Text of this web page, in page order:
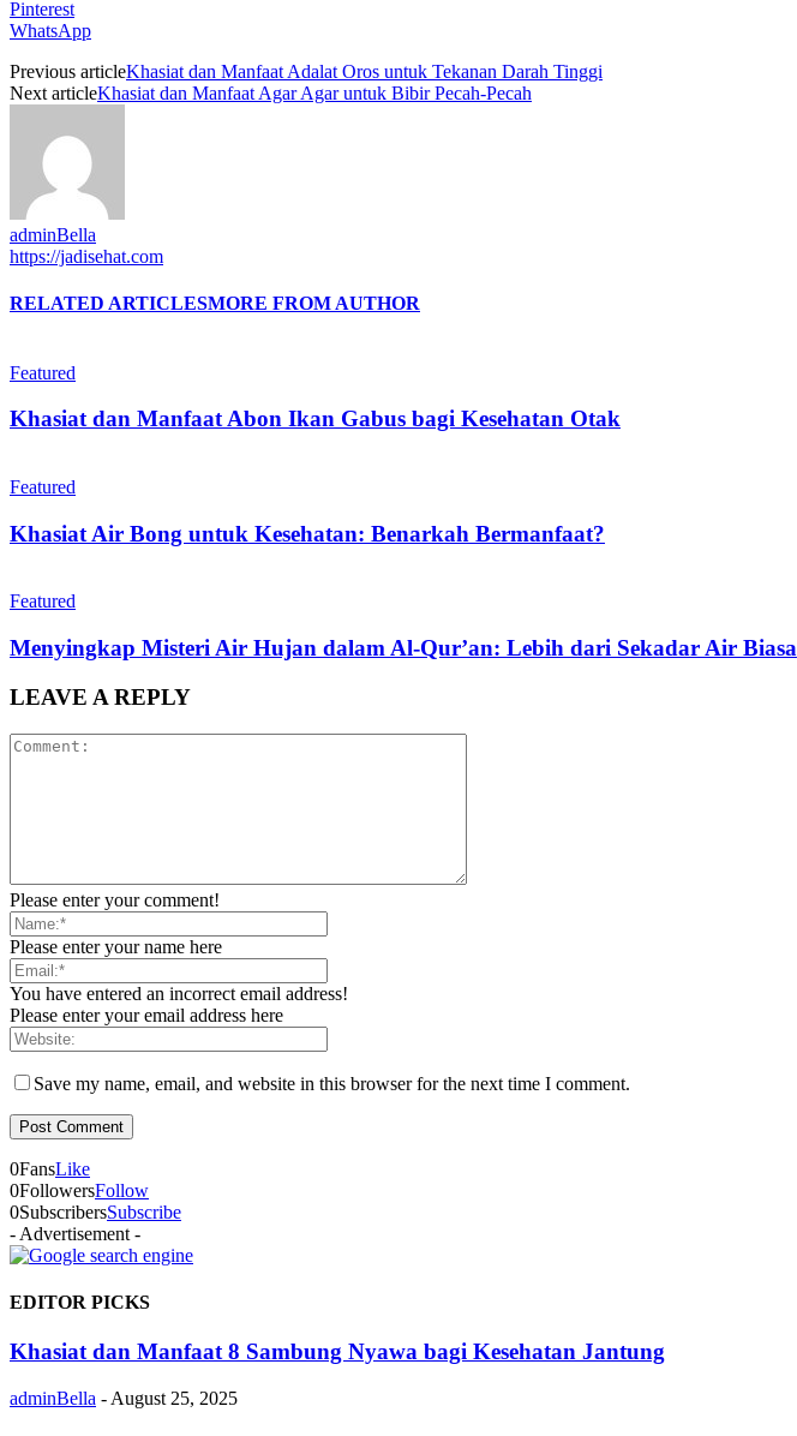
Pinterest
WhatsApp
Previous articleKhasiat dan Manfaat Adalat Oros untuk Tekanan Darah Tinggi
Next articleKhasiat dan Manfaat Agar Agar untuk Bibir Pecah-Pecah
adminBella
https://jadisehat.com
RELATED ARTICLESMORE FROM AUTHOR
Featured
Khasiat dan Manfaat Abon Ikan Gabus bagi Kesehatan Otak
Featured
Khasiat Air Bong untuk Kesehatan: Benarkah Bermanfaat?
Featured
Menyingkap Misteri Air Hujan dalam Al-Qur’an: Lebih dari Sekadar Air Biasa
LEAVE A REPLY
Please enter your comment!
Please enter your name here
You have entered an incorrect email address!
Please enter your email address here
Save my name, email, and website in this browser for the next time I comment.
0FansLike
0FollowersFollow
0SubscribersSubscribe
- Advertisement -
EDITOR PICKS
Khasiat dan Manfaat 8 Sambung Nyawa bagi Kesehatan Jantung
adminBella - August 25, 2025